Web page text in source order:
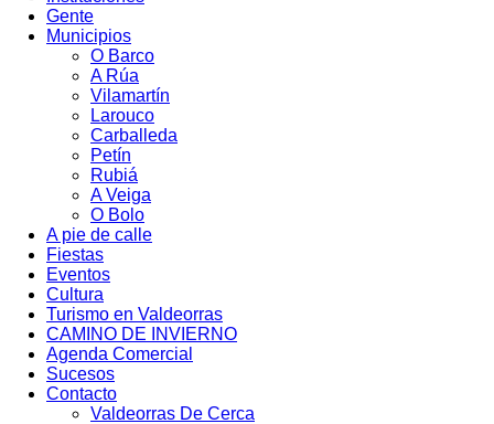
Gente
Municipios
O Barco
A Rúa
Vilamartín
Larouco
Carballeda
Petín
Rubiá
A Veiga
O Bolo
A pie de calle
Fiestas
Eventos
Cultura
Turismo en Valdeorras
CAMINO DE INVIERNO
Agenda Comercial
Sucesos
Contacto
Valdeorras De Cerca